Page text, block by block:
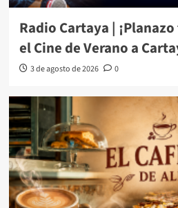
Radio Cartaya |
el Cine de Verano a
3 de agosto de 2026 0